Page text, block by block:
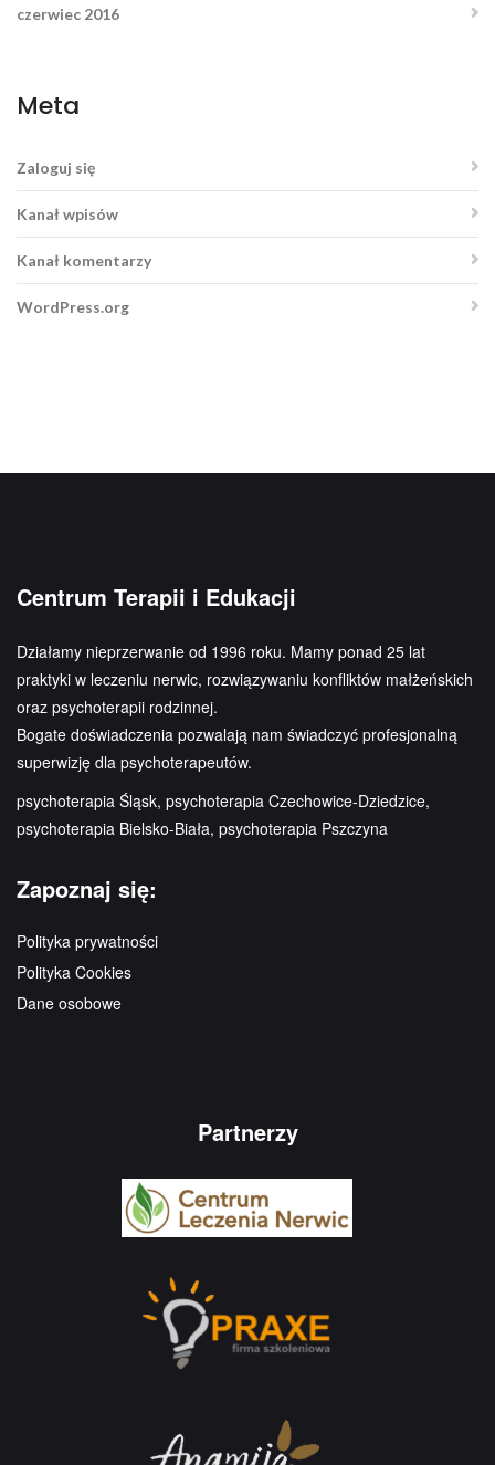
czerwiec 2016
Meta
Zaloguj się
Kanał wpisów
Kanał komentarzy
WordPress.org
Centrum Terapii i Edukacji
Działamy nieprzerwanie od 1996 roku. Mamy ponad 25 lat
praktyki w leczeniu nerwic, rozwiązywaniu konfliktów małżeńskich
oraz psychoterapii rodzinnej.
Bogate doświadczenia pozwalają nam świadczyć profesjonalną
superwizję dla psychoterapeutów.
psychoterapia Śląsk, psychoterapia Czechowice-Dziedzice,
psychoterapia Bielsko-Biała, psychoterapia Pszczyna
Zapoznaj się:
Polityka prywatności
Polityka Cookies
Dane osobowe
Partnerzy